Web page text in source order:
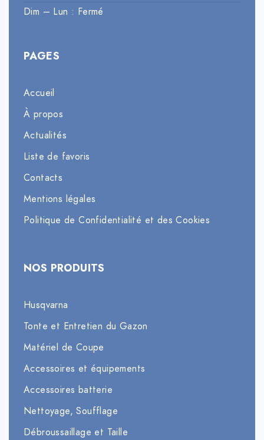
Dim – Lun : Fermé
PAGES
Accueil
À propos
Actualités
Liste de favoris
Contacts
Mentions légales
Politique de Confidentialité et des Cookies
NOS PRODUITS
Husqvarna
Tonte et Entretien du Gazon
Matériel de Coupe
Accessoires et équipements
Accessoires batterie
Nettoyage, Soufflage
Débroussaillage et Taille